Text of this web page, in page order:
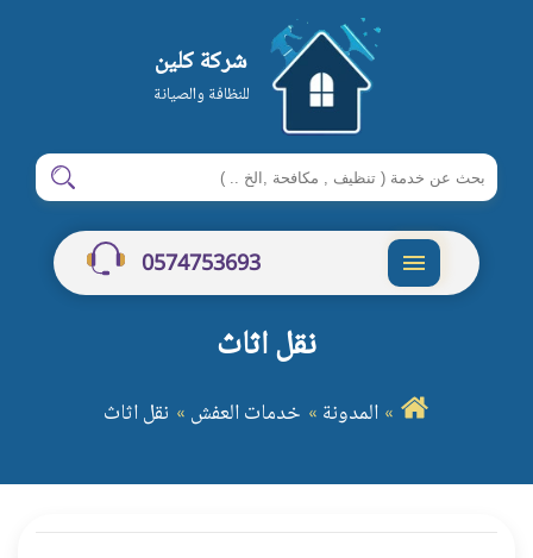
شركة كلين
للنظافة والصيانة
ابحث
في
شركة
كلين
ابحث
0574753693
نقل اثاث
المدونة خدمات العفش نقل اثاث